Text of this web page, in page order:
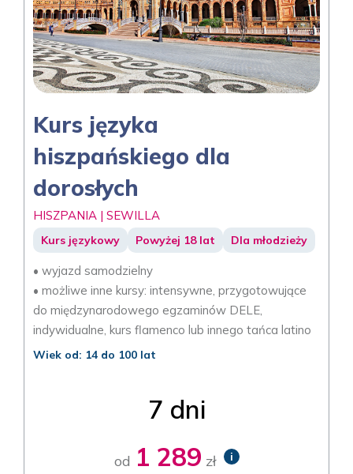
Kurs języka
hiszpańskiego dla
dorosłych
HISZPANIA | SEWILLA
Kurs językowy Powyżej 18 lat Dla młodzieży
• wyjazd samodzielny
• możliwe inne kursy: intensywne, przygotowujące
do międzynarodowego egzaminów DELE,
indywidualne, kurs flamenco lub innego tańca latino
Wiek od: 14 do 100 lat
7 dni
od 1 289 zł i